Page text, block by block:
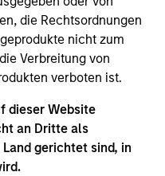
die Rechtsordnungen
nicht zum
Verbreitung von
verboten ist.
dieser Website
an Dritte als
gerichtet sind, in
equity presence in
Centrum Housing,
Hospitals,
Medical
board of Centrum
Hospitals,
Accuris.